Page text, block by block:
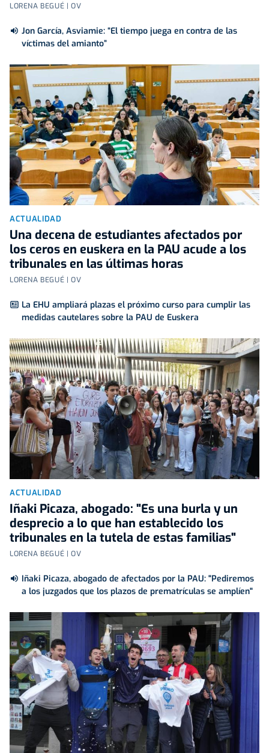
LORENA BEGUÉ | OV
Jon García, Asviamie: “El tiempo juega en contra de las
víctimas del amianto”
ACTUALIDAD
Una decena de estudiantes afectados por
los ceros en euskera en la PAU acude a los
tribunales en las últimas horas
LORENA BEGUÉ | OV
La EHU ampliará plazas el próximo curso para cumplir las
medidas cautelares sobre la PAU de Euskera
ACTUALIDAD
Iñaki Picaza, abogado: "Es una burla y un
desprecio a lo que han establecido los
tribunales en la tutela de estas familias"
LORENA BEGUÉ | OV
Iñaki Picaza, abogado de afectados por la PAU: "Pediremos
a los juzgados que los plazos de prematrículas se amplíen"